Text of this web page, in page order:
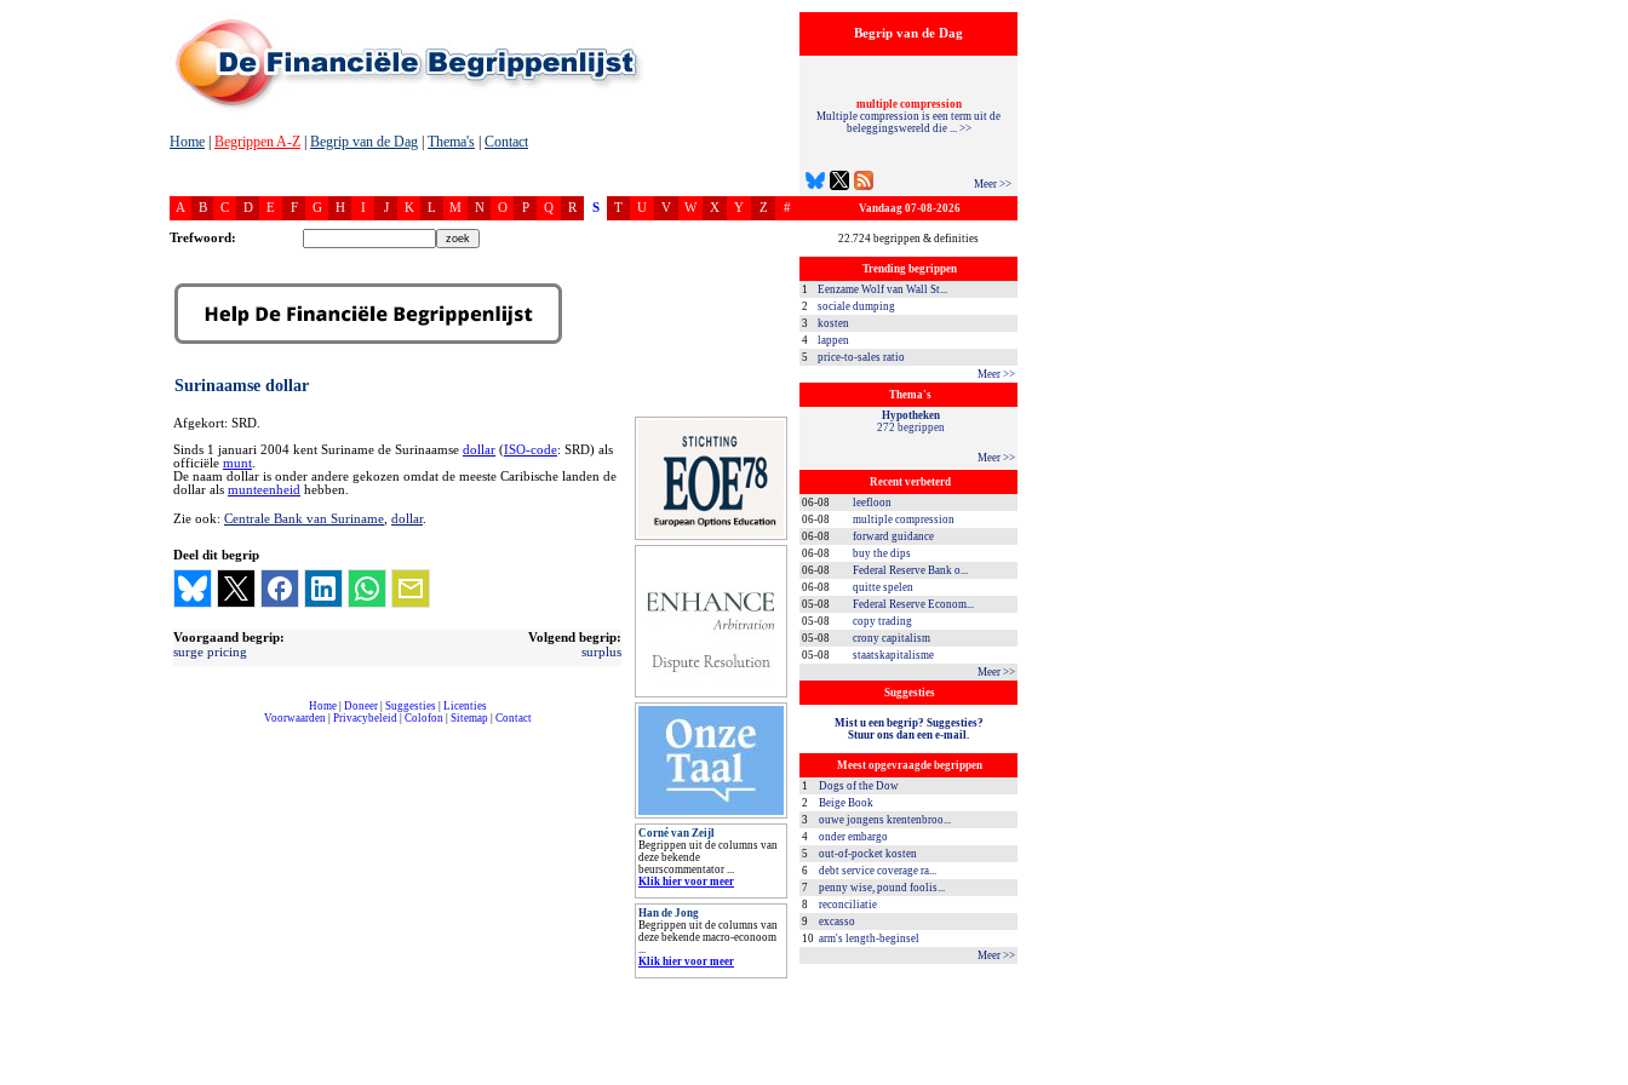
Home Begrippen A-Z Begrip van de Dag Thema's Contact
A B C D E F G H I J K L M N O P Q R S T U V W X Y Z #
Trefwoord:
Begrip van de Dag
Meer >>
multiple compression
Multiple compression is een term uit de
beleggingswereld die ... >>
Vandaag 07-08-2026
22.724 begrippen & definities
Trending begrippen
1
Eenzame Wolf van Wall St...
2
sociale dumping
3
kosten
4
lappen
5
price-to-sales ratio
Meer >>
Thema's
Hypotheken
272 begrippen
Meer >>
Recent verbeterd
06-08
leefloon
06-08
multiple compression
06-08
forward guidance
06-08
buy the dips
06-08
Federal Reserve Bank o...
06-08
quitte spelen
05-08
Federal Reserve Econom...
05-08
copy trading
05-08
crony capitalism
05-08
staatskapitalisme
Meer >>
Suggesties
Mist u een begrip? Suggesties?
Stuur ons dan een e-mail.
Meest opgevraagde begrippen
1
Dogs of the Dow
2
Beige Book
3
ouwe jongens krentenbroo...
4
onder embargo
5
out-of-pocket kosten
6
debt service coverage ra...
7
penny wise, pound foolis...
8
reconciliatie
9
excasso
10 arm's length-beginsel
Meer >>
Surinaamse dollar
Afgekort: SRD.
Sinds 1 januari 2004 kent Suriname de Surinaamse dollar (ISO-code: SRD) als
officiële munt
De naam dollar is onder andere gekozen omdat de meeste Caribische landen de
dollar als munteenheid hebben.
Zie ook: Centrale Bank van Suriname dollar.
Deel dit begrip
Voorgaand begrip:
surge pricing
Volgend begrip:
surplus
Home| Doneer| Suggesties| Licenties
Voorwaarden| Privacybeleid| Colofon| Sitemap| Contact
Corné van Zeijl
Begrippen uit de columns van
deze bekende
beurscommentator ...
Klik hier voor meer
Han de Jong
Begrippen uit de columns van
deze bekende macro-econoom
...
Klik hier voor meer